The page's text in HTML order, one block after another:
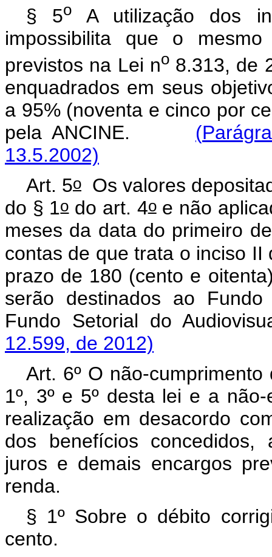
§ 5o
A utilização dos
impossibilita que o
previstos na Lei no8.313, de
enquadrados em seus
a 95% (noventa e cinco por
pela ANCINE. (
13.5.2002)
Art. 5o Os valores
do § 1odo art. 4oe não
meses da data do primeiro
contas de que trata o inciso II
prazo de 180 (cento e
serão destinados ao
Fundo Setorial do
12.599, de 2012)
Art. 6º O não-
1º, 3º e 5º desta lei e a
realização em desacordo
dos benefícios concedidos,
juros e demais encargos
renda.
§ 1º Sobre o débito
cento.